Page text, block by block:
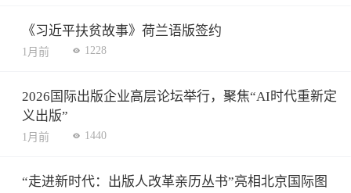
《习近平扶贫故事》荷兰语版签约
1月前 1228
2026国际出版企业高层论坛举行，聚焦“AI时代重新定
义出版”
1月前 1440
“走进新时代：出版人改革亲历丛书”亮相北京国际图